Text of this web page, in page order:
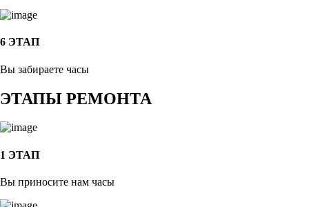
6 ЭТАП
Вы забираете часы
ЭТАПЫ РЕМОНТА
1 ЭТАП
Вы приносите нам часы